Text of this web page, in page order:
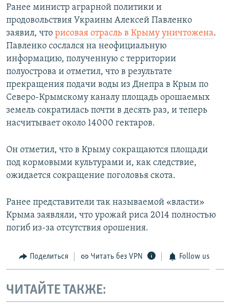
Ранее министр аграрной политики и
продовольствия Украины Алексей Павленко
заявил, что рисовая отрасль в Крыму уничтожена.
Павленко сослался на неофициальную
информацию, полученную с территории
полуострова и отметил, что в результате
прекращения подачи воды из Днепра в Крым по
Северо-Крымскому каналу площадь орошаемых
земель сократилась почти в десять раз, и теперь
насчитывает около 14000 гектаров.
Он отметил, что в Крыму сокращаются площади
под кормовыми культурами и, как следствие,
ожидается сокращение поголовья скота.
Ранее представители так называемой «власти»
Крыма заявляли, что урожай риса 2014 полностью
погиб из-за отсутствия орошения.
Поделиться Читать без VPN Follow us
ЧИТАЙТЕ ТАКЖЕ: